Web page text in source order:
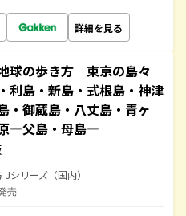
詳細を見る
球の歩き方 東京の島々
利島・新島・式根島・神津
・御蔵島・八丈島・青ヶ
―父島・母島―
シリーズ（国内）
売